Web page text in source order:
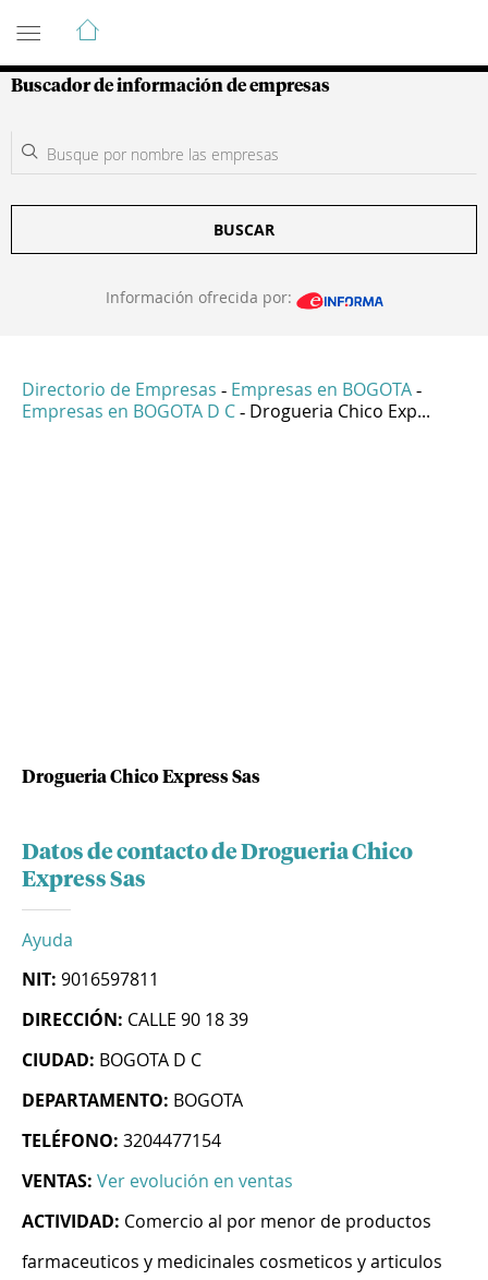
Guía de Empresas Colombianas
Buscador de información de empresas
BUSCAR
Información ofrecida por:
Directorio de Empresas - Empresas en BOGOTA -
Empresas en BOGOTA D C - Drogueria Chico Exp...
Drogueria Chico Express Sas
Datos de contacto de Drogueria Chico
Express Sas
Ayuda
NIT: 9016597811
DIRECCIÓN: CALLE 90 18 39
CIUDAD: BOGOTA D C
DEPARTAMENTO: BOGOTA
TELÉFONO: 3204477154
VENTAS: Ver evolución en ventas
ACTIVIDAD: Comercio al por menor de productos
farmaceuticos y medicinales cosmeticos y articulos